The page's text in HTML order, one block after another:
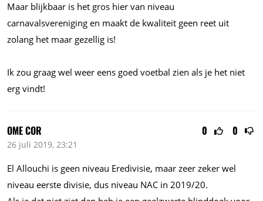
Maar blijkbaar is het gros hier van niveau
carnavalsvereniging en maakt de kwaliteit geen reet uit
zolang het maar gezellig is!
Ik zou graag wel weer eens goed voetbal zien als je het niet
erg vindt!
0 0
OME COR
26 juli 2019, 23:21
El Allouchi is geen niveau Eredivisie, maar zeer zeker wel
niveau eerste divisie, dus niveau NAC in 2019/20.